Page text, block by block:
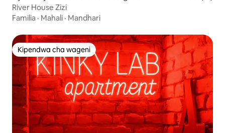
River House Zizi
Familia · Mahali · Mandhari
Kipendwa cha wageni
Kipendwa cha wageni